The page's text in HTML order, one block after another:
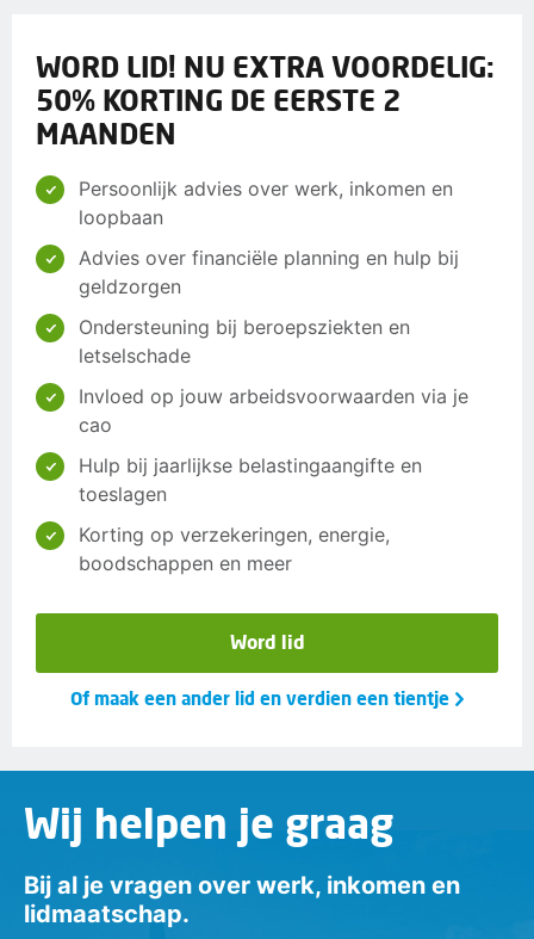
WORD LID! NU EXTRA VOORDELIG:
50% KORTING DE EERSTE 2
MAANDEN
Persoonlijk advies over werk, inkomen en
loopbaan
Advies over financiële planning en hulp bij
geldzorgen
Ondersteuning bij beroepsziekten en
letselschade
Invloed op jouw arbeidsvoorwaarden via je
cao
Hulp bij jaarlijkse belastingaangifte en
toeslagen
Korting op verzekeringen, energie,
boodschappen en meer
Word lid
Of maak een ander lid en verdien een tientje
Wij helpen je graag
Bij al je vragen over werk, inkomen en
lidmaatschap.